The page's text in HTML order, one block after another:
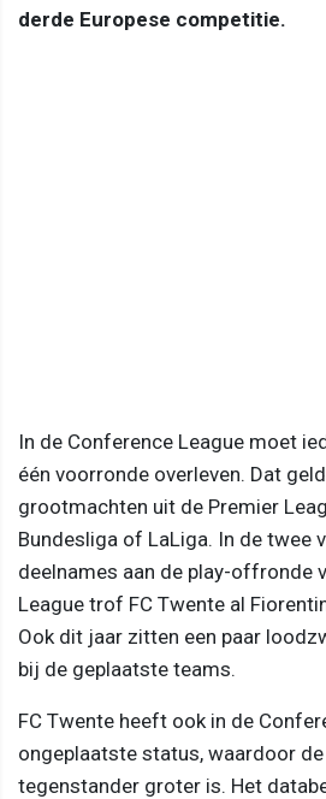
derde Europese competitie.
In de Conference League moet
één voorronde overleven. Dat
grootmachten uit de Premier
Bundesliga of LaLiga. In de twee
deelnames aan de play-offronde
League trof FC Twente al
Ook dit jaar zitten een paar
bij de geplaatste teams.
FC Twente heeft ook in de
ongeplaatste status, waardoor
tegenstander groter is. Het